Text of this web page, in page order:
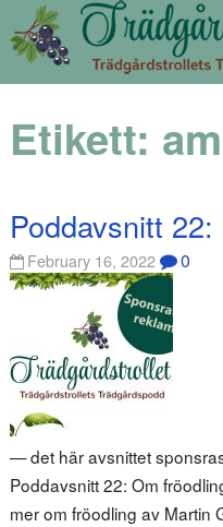
Etikett:
Poddavsnitt
February 16, 2022 0
— det här avsnittet
Poddavsnitt 22: Om
mer om fröodling av Martin